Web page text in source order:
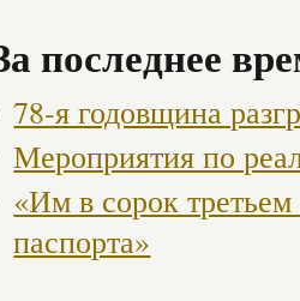
последнее
78-я годовщина
Мероприятия по
«Им в сорок
паспорта»